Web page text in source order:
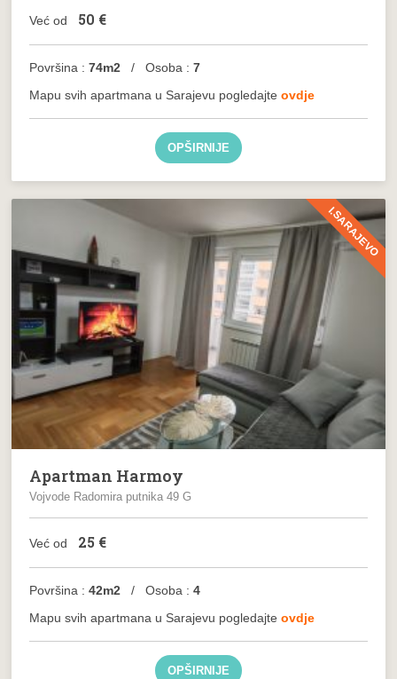
Već od 50 €
Površina : 74m2 / Osoba :7
Mapu svih apartmana u Sarajevu pogledajteovdje
OPŠIRNIJE
I.SARAJEVO
Apartman Harmoy
Vojvode Radomira putnika 49 G
Već od 25 €
Površina : 42m2 / Osoba :4
Mapu svih apartmana u Sarajevu pogledajteovdje
OPŠIRNIJE